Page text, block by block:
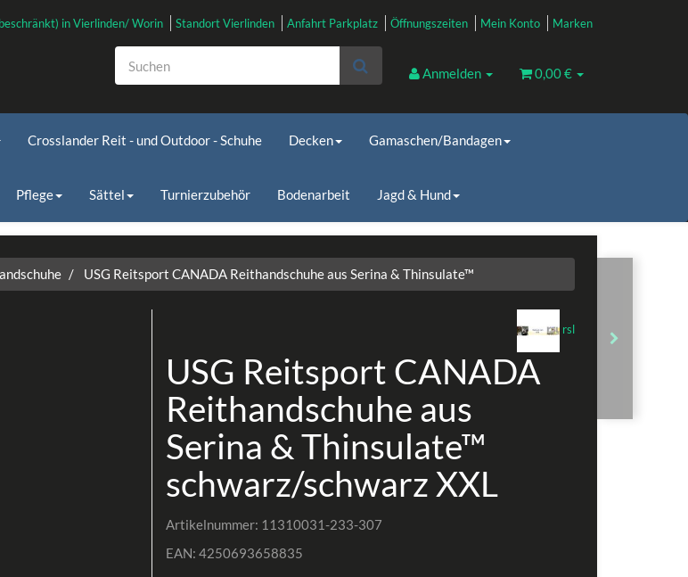
in Vierlinden/ Worin Standort Vierlinden Anfahrt Parkplatz Öffnungszeiten Mein Konto Marken
Anmelden 0,00 €
Crosslander Reit - und Outdoor - Schuhe Decken Gamaschen/Bandagen
Pflege Sättel Turnierzubehör Bodenarbeit Jagd & Hund
USG Reitsport CANADA Reithandschuhe aus Serina & Thinsulate™
rsl
USG Reitsport CANADA
Reithandschuhe aus
Serina & Thinsulate™
schwarz/schwarz XXL
Artikelnummer: 11310031-233-307
EAN: 4250693658835